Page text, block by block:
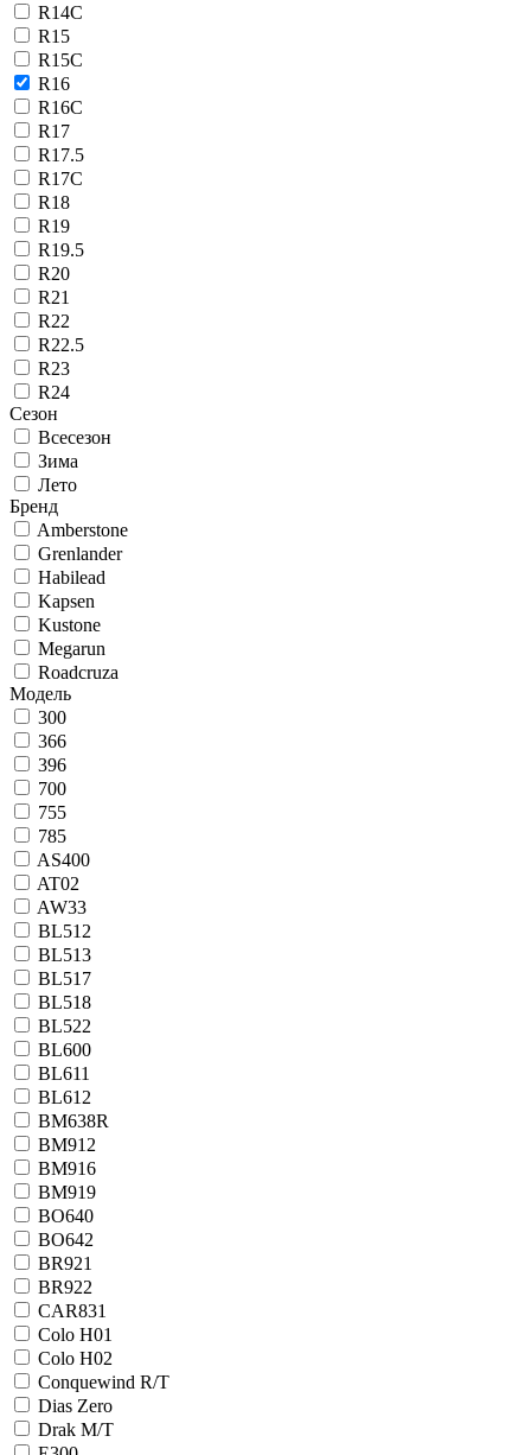
R14C
R15
R15C
R16
R16C
R17
R17.5
R17C
R18
R19
R19.5
R20
R21
R22
R22.5
R23
R24
Сезон
Всесезон
Зима
Лето
Бренд
Amberstone
Grenlander
Habilead
Kapsen
Kustone
Megarun
Roadcruza
Модель
300
366
396
700
755
785
AS400
AT02
AW33
BL512
BL513
BL517
BL518
BL522
BL600
BL611
BL612
BM638R
BM912
BM916
BM919
BO640
BO642
BR921
BR922
CAR831
Colo H01
Colo H02
Conquewind R/T
Dias Zero
Drak M/T